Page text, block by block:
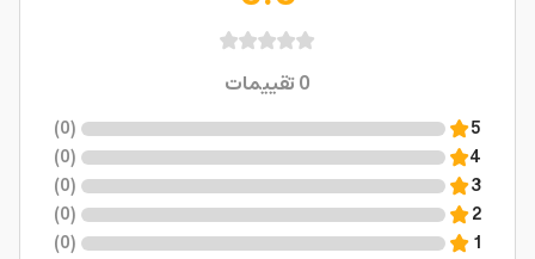
0تقييمات
5
(
0
)
4
(
0
)
3
(
0
)
2
(
0
)
1
(
0
)